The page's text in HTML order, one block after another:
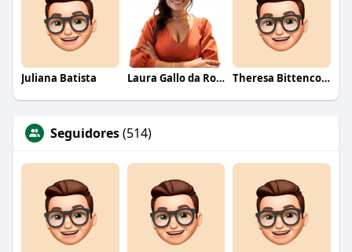
Juliana Batista Laura Gallo da Rosa Theresa Bittencourt
Seguidores(514)